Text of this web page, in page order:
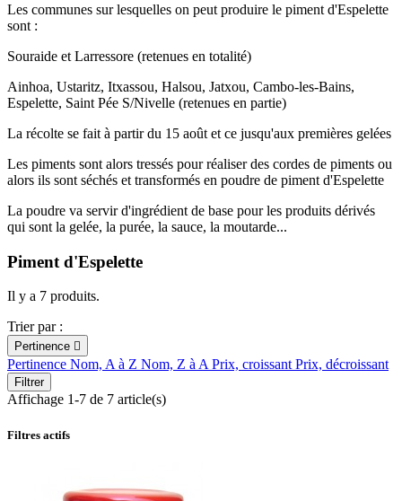
Les communes sur lesquelles on peut produire le piment d'Espelette
sont :
Souraide et Larressore (retenues en totalité)
Ainhoa, Ustaritz, Itxassou, Halsou, Jatxou, Cambo-les-Bains,
Espelette, Saint Pée S/Nivelle (retenues en partie)
La récolte se fait à partir du 15 août et ce jusqu'aux premières gelées
Les piments sont alors tressés pour réaliser des cordes de piments ou
alors ils sont séchés et transformés en poudre de piment d'Espelette
La poudre va servir d'ingrédient de base pour les produits dérivés
qui sont la gelée, la purée, la sauce, la moutarde...
Piment d'Espelette
Il y a 7 produits.
Trier par :
Pertinence 
Pertinence Nom, A à Z Nom, Z à APrix, croissantPrix, décroissant
Filtrer
Affichage 1-7 de 7 article(s)
Filtres actifs